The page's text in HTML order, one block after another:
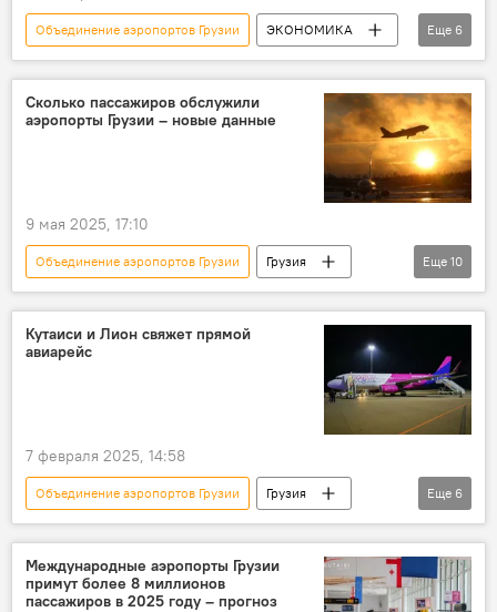
Объединение аэропортов Грузии
ЭКОНОМИКА
Грузия
НОВОСТИ
Тбилиси
Авиасообщение в Грузии
Еще 6
Сколько пассажиров обслужили
аэропорты Грузии – новые данные
9 мая 2025, 17:10
Объединение аэропортов Грузии
Грузия
ТУРИЗМ
ЭКОНОМИКА
Тбилиси
Батуми
Батумский международный аэропорт
Еще 10
Кутаиси и Лион свяжет прямой
авиарейс
7 февраля 2025, 14:58
Объединение аэропортов Грузии
Грузия
НОВОСТИ
ТУРИЗМ
Георгий Микаутадзе
Wizz Air
Кутаиси
Авиасообщение в Грузии
Еще 6
Международные аэропорты Грузии
примут более 8 миллионов
пассажиров в 2025 году – прогноз